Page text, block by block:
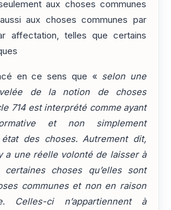
aux choses communes
aux choses communes par
affectation, telles que certains
en ce sens que « selon une
de la notion de choses
714 est interprété comme ayant
et non simplement
état des choses. Autrement dit,
a une réelle volonté de laisser à
certaines choses qu’elles sont
communes et non en raison
Celles-ci n’appartiennent à